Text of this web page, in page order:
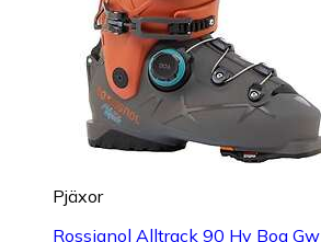
Pjäxor
Rossignol Alltrack 90 Hv Boa Gw